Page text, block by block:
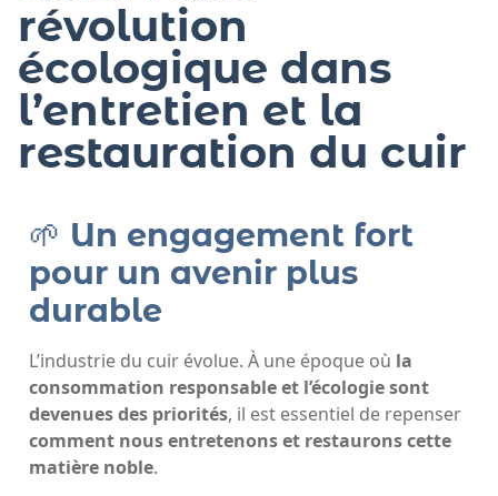
révolution
écologique dans
l’entretien et la
restauration du cuir
🌱 Un engagement fort
pour un avenir plus
durable
L’industrie du cuir évolue. À une époque où la
consommation responsable et l’écologie sont
devenues des priorités, il est essentiel de repenser
comment nous entretenons et restaurons cette
matière noble.